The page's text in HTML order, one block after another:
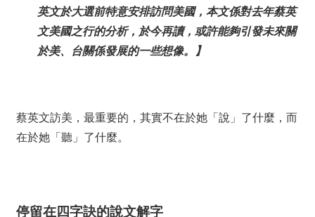
英文於大選前特意安排訪問美國，本文係對去年蔡英
文美國之行的分析，於今再讀，或許能夠引發未來關
於美、台關係發展的一些想像。】
蔡英文訪美，最重要的，其實不在於她「說」了什麼，而
在於她「聽」了什麼。
停留在四字訣的說文解字